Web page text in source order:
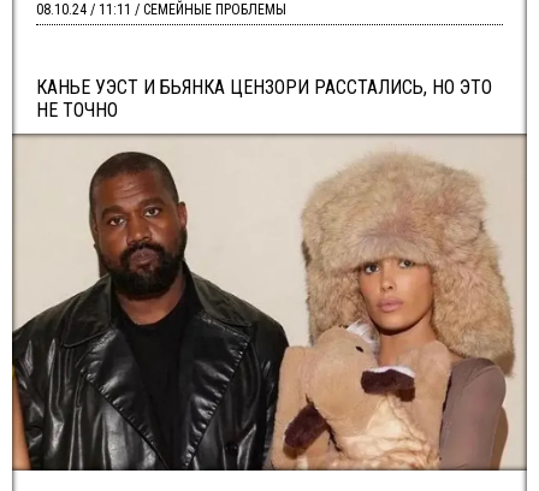
КАНЬЕ УЭСТ И БЬЯНКА ЦЕНЗОРИ РАССТАЛИСЬ, НО ЭТО
НЕ ТОЧНО
08.10.24 / 11:11 / СЕМЕЙНЫЕ ПРОБЛЕМЫ